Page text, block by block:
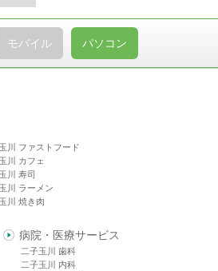
モバイル パソコン
川 ファストフード
川 カフェ
川 寿司
川 ラーメン
川 焼き肉
病院・医療サービス
二子玉川 歯科
二子玉川 内科